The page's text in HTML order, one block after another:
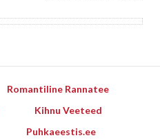
Romantiline Rannatee
Kihnu Veeteed
Puhkaeestis.ee